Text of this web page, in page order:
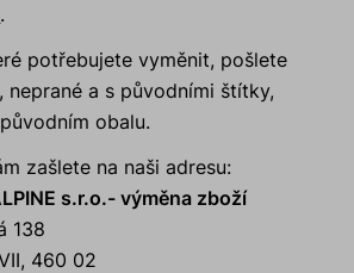
.
potřebujete vyměnit, pošlete
neprané a s původními štítky,
obalu.
zašlete na naši adresu:
s.r.o.- výměna zboží
138
460 02